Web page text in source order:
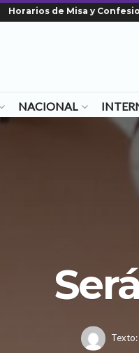
Horarios de Misa y
NACIONAL
Texto: